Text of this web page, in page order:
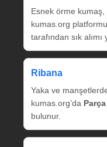
Esnek örme kumaş,
kumas.org
tarafından sık alımı
Ribana
Yaka ve
kumas.org’da
bulunur.